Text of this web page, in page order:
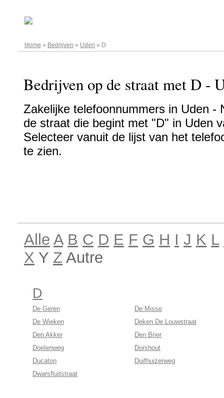
Home » Bedrijven » Uden » D
Bedrijven op de straat met D -
Zakelijke telefoonnummers in Uden -
de straat die begint met "D" in Uden
Selecteer vanuit de lijst van het
te zien.
Alle A B C D E F G H I J K L
X Y Z Autre
D
De Geren
De Misse
De Wieken
Deken De Louwstraat
Den Akker
Den Brier
Doelenweg
Dorshout
Ducaton
Duifhuizerweg
Dwarsfluitstraat